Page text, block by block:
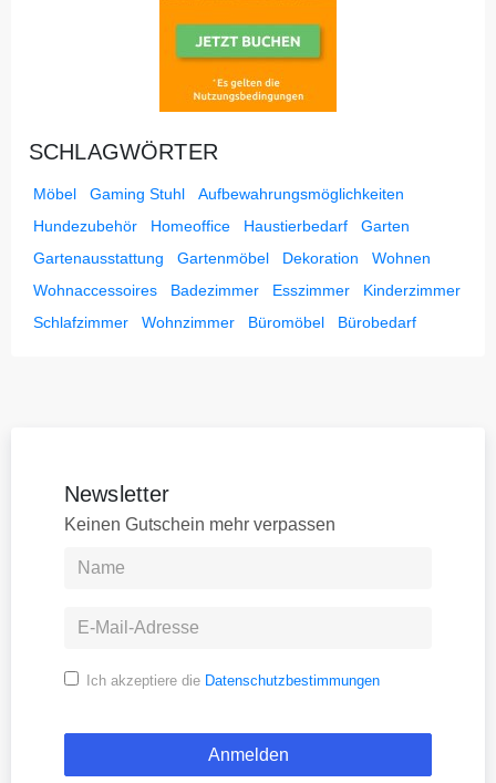
SCHLAGWÖRTER
Möbel Gaming Stuhl
Aufbewahrungsmöglichkeiten
Hundezubehör
Homeoffice Haustierbedarf
Garten
Gartenausstattung
Gartenmöbel Dekoration
Wohnen
Wohnaccessoires
Badezimmer Esszimmer
Kinderzimmer
Schlafzimmer
Wohnzimmer Büromöbel Bürobedarf
Newsletter
Keinen Gutschein mehr verpassen
Ich akzeptiere die Datenschutzbestimmungen